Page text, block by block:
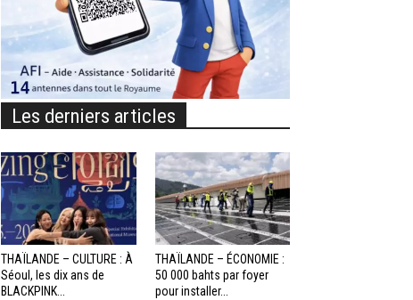
Les derniers articles
THAÏLANDE – CULTURE : À
Séoul, les dix ans de
BLACKPINK...
THAÏLANDE – ÉCONOMIE :
50 000 bahts par foyer
pour installer...